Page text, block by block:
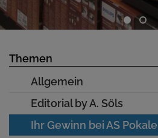
Themen
Allgemein
Editorial by A. Söls
Ihr Gewinn bei AS Pokale